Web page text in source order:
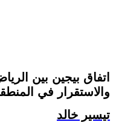
اتفاق بيجين بين
تيسير خالد